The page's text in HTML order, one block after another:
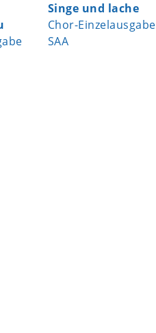
Singe und lache
Chor-Einzelausgabe
SAA